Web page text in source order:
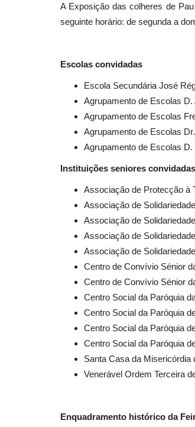
A Exposição das colheres de
seguinte horário: de segunda a
Escolas convidadas
Escola Secundária José
Agrupamento de Escolas
Agrupamento de Escolas
Agrupamento de Escolas
Agrupamento de Escolas D.
Instituições seniores convidadas
Associação de Protecção à
Associação de
Associação de
Associação de
Associação de
Centro de Convívio Sénior
Centro de Convívio Sénior
Centro Social da Paróquia
Centro Social da Paróquia
Centro Social da Paróquia
Centro Social da Paróquia
Santa Casa da Misericórdia
Venerável Ordem Terceira
Enquadramento histórico da
Lazer
Comur-Museu
recebe exposição